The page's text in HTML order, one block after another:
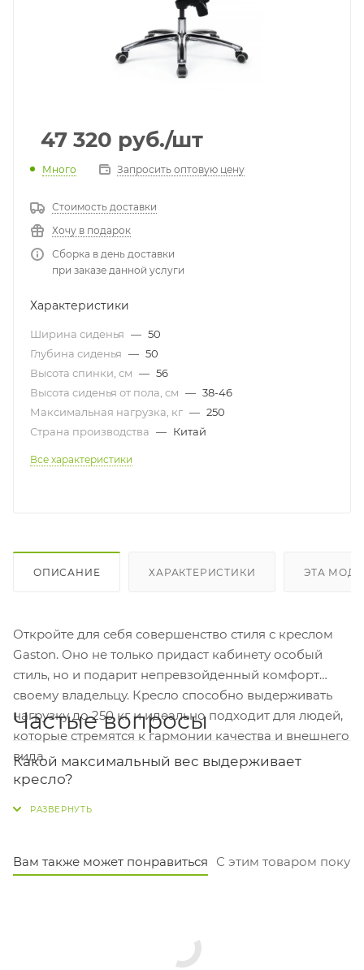
47 320 руб./шт
Много Запросить оптовую цену
Стоимость доставки
Хочу в подарок
Сборка в день доставки
при заказе данной услуги
Характеристики
Ширина сиденья — 50
Глубина сиденья — 50
Высота спинки, см — 56
Высота сиденья от пола, см — 38-46
Максимальная нагрузка, кг — 250
Страна производства — Китай
Все характеристики
ОПИСАНИЕ ХАРАКТЕРИСТИКИ ЭТА
Откройте для себя совершенство стиля с креслом
Gaston. Оно не только придаст кабинету особый
стиль, но и подарит непревзойденный комфорт
своему владельцу. Кресло способно выдерживать
нагрузку до 250 кг и идеально подходит для людей,
которые стремятся к гармонии качества и внешнего
вида.
Частые вопросы
Какой максимальный вес выдерживает
кресло?
Кресло рассчитано на нагрузку до 250 кг. Это
тоже алюминиевый, поэтому кресло лёгкое и
Вам также может понравиться С этим товаром